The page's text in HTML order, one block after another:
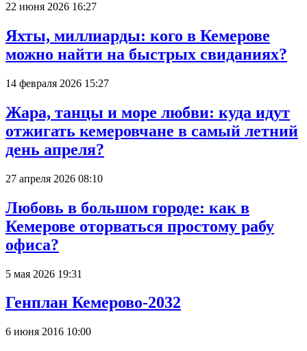
22 июня 2026 16:27
Яхты, миллиарды: кого в Кемерове
можно найти на быстрых свиданиях?
14 февраля 2026 15:27
Жара, танцы и море любви: куда идут
отжигать кемеровчане в самый летний
день апреля?
27 апреля 2026 08:10
Любовь в большом городе: как в
Кемерове оторваться простому рабу
офиса?
5 мая 2026 19:31
Генплан Кемерово-2032
6 июня 2016 10:00